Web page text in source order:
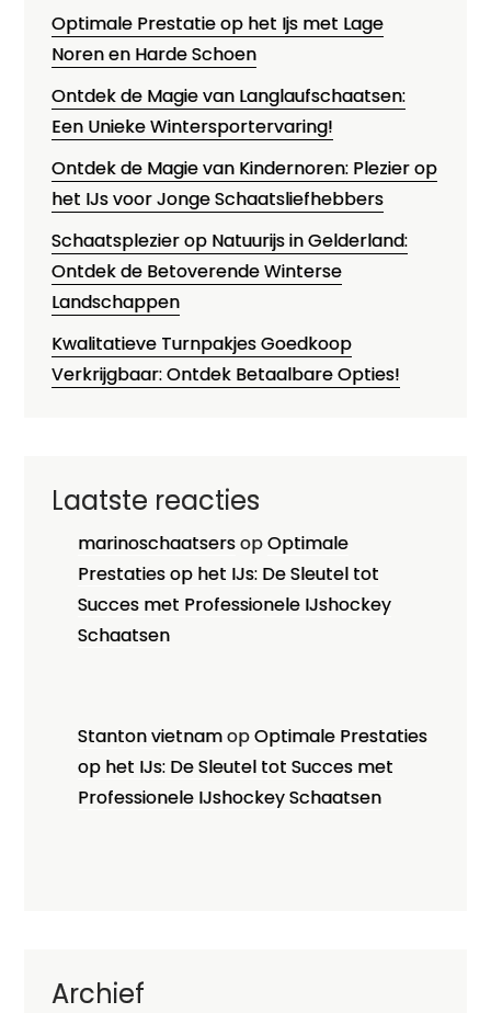
Optimale Prestatie op het Ijs met Lage
Noren en Harde Schoen
Ontdek de Magie van Langlaufschaatsen:
Een Unieke Wintersportervaring!
Ontdek de Magie van Kindernoren: Plezier op
het IJs voor Jonge Schaatsliefhebbers
Schaatsplezier op Natuurijs in Gelderland:
Ontdek de Betoverende Winterse
Landschappen
Kwalitatieve Turnpakjes Goedkoop
Verkrijgbaar: Ontdek Betaalbare Opties!
Laatste reacties
marinoschaatsersopOptimale
Prestaties op het IJs: De Sleutel tot
Succes met Professionele IJshockey
Schaatsen
Stanton vietnamopOptimale Prestaties
op het IJs: De Sleutel tot Succes met
Professionele IJshockey Schaatsen
Archief